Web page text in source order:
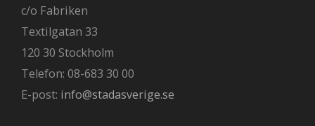
c/o Fabriken
Textilgatan 33
120 30 Stockholm
Telefon: 08-683 30 00
E-post: info@stadasverige.se